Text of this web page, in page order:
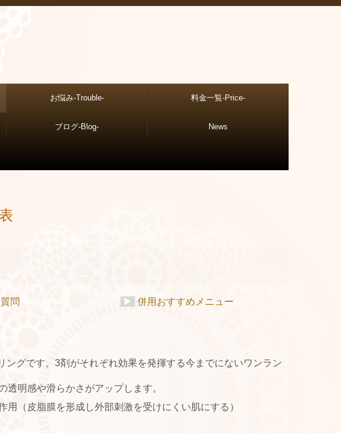
お悩み-Trouble- 料金一覧-Price-
ブログ-Blog- News
問 ▶ 併用おすすめメニュー
グです。3剤がそれぞれ効果を発揮する今までにないワンラン
明感や滑らかさがアップします。
（皮脂膜を形成し外部刺激を受けにくい肌にする）